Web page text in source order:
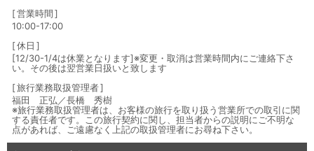
営業時間
10:00-17:00
休日
[12/30-1/4は休業となります]※変更・取消は営業時間内にご連絡下さ
い。その後は翌営業日扱いと致します
旅行業務取扱管理者
福田 正弘／長橋 秀樹
※旅行業務取扱管理者は、お客様の旅行を取り扱う営業所での取引に関
する責任者です。この旅行契約に関し、担当者からの説明にご不明な
点があれば、ご遠慮なく上記の取扱管理者にお尋ね下さい。